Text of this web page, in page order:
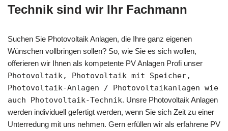
Technik sind wir Ihr Fachmann
Suchen Sie Photovoltaik Anlagen, die Ihre ganz eigenen
Wünschen vollbringen sollen? So, wie Sie es sich wollen,
offerieren wir Ihnen als kompetente PV Anlagen Profi unser
Photovoltaik, Photovoltaik mit Speicher,
Photovoltaik-Anlagen / Photovoltaikanlagen wie
auch Photovoltaik-Technik. Unsre Photovoltaik Anlagen
werden individuell gefertigt werden, wenn Sie sich Zeit zu einer
Unterredung mit uns nehmen. Gern erfüllen wir als erfahrene PV